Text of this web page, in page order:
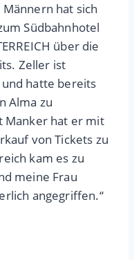
hat sich
Südbahnhotel
über die
Zeller ist
hatte bereits
Alma zu
Manker hat er mit
von Tickets zu
kam es zu
meine Frau
angegriffen.“